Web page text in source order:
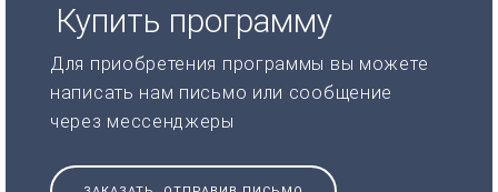
Купить программу
Для приобретения программы вы можете
написать нам письмо или сообщение
через мессенджеры